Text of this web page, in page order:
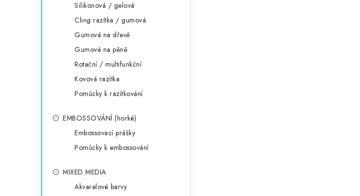
Silikonová / gelová
Cling razítka / gumová
Gumová na dřevě
Gumová na pěně
Rotační / multifunkční
Kovová razítka
Pomůcky k razítkování
EMBOSSOVÁNÍ (horké)
Embossovací prášky
Pomůcky k embossování
MIXED MEDIA
Akvarelové barvy